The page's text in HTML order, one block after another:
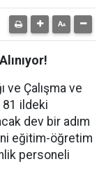
ve Çalışma ve
81 ildeki
dev bir adım
eğitim-öğretim
personeli